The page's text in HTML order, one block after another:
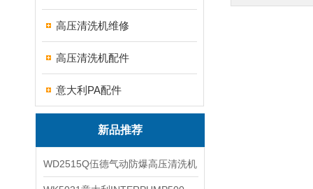
高压清洗机维修
高压清洗机配件
意大利PA配件
新品推荐
WD2515Q伍德气动防爆高压清洗机